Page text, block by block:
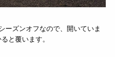
ーズンオフなので、開いていま
と覆います。